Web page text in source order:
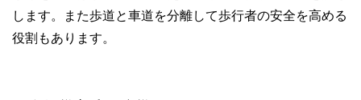
します。また歩道と車道を分離して歩行者の安全を高める
役割もあります。